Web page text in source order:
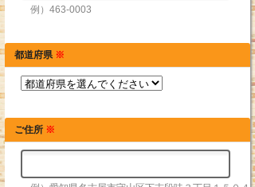
例）463-0003
都道府県 ※
ご住所 ※